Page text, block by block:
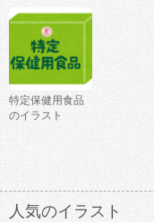
特定保健用食品
のイラスト
人気のイラスト